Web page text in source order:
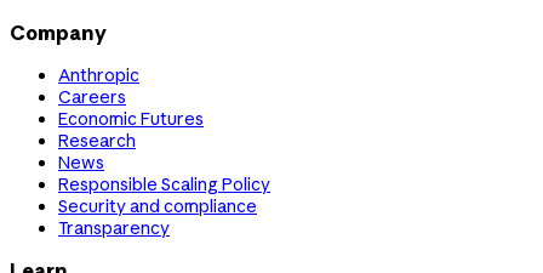
Company
Anthropic
Careers
Economic Futures
Research
News
Responsible Scaling Policy
Security and compliance
Transparency